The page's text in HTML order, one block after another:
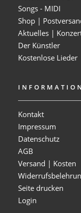
Songs - MIDI
Shop |
Aktuelles |
Der Künstler
Kostenlose Lieder
Kontakt
Impressum
Datenschutz
AGB
Versand | Kosten
Seite drucken
Login